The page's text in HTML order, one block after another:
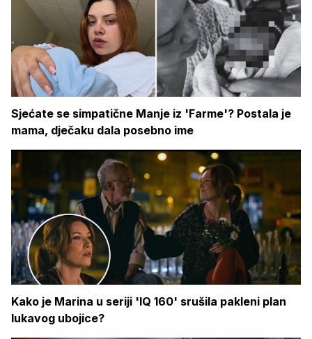
Sjećate se simpatične Manje iz 'Farme'? Postala je
mama, dječaku dala posebno ime
Kako je Marina u seriji 'IQ 160' srušila pakleni plan
lukavog ubojice?